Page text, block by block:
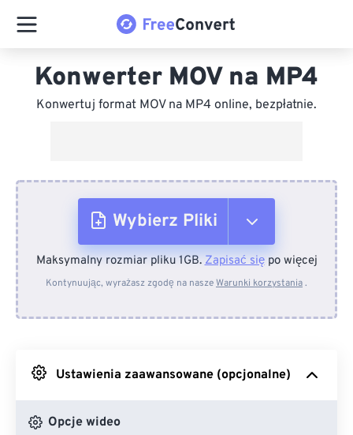
Konwerter MOV na MP4
Konwertuj format MOV na MP4 online, bezpłatnie.
Wybierz Pliki
Z urządzenia
Z Dysku Google
Maksymalny rozmiar pliku 1GB.Zapisać siępo więcej
Kontynuując, wyrażasz zgodę na naszeWarunki korzystania.
Ustawienia zaawansowane (opcjonalne)
Opcje wideo